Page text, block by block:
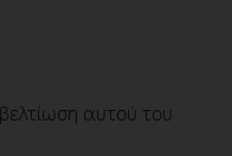
αυτού του